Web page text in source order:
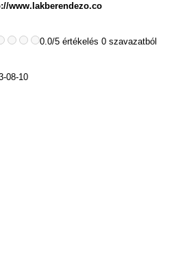
www.lakberendezo.co
0.0/5 értékelés 0 szavazatból
08-10